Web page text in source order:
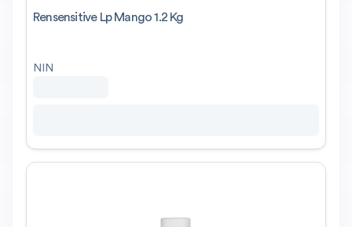
Rensensitive Lp Mango 1.2 Kg
NIN